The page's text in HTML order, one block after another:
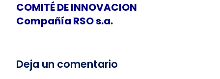
COMITÉ DE INNOVACION
Compañía RSO s.a.
Deja un comentario